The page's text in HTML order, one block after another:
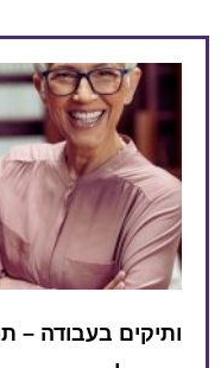
ותיקים בעבודה –